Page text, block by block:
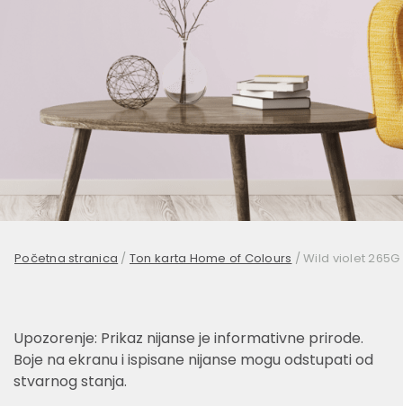
Početna stranica / Ton karta Home of Colours /Wild violet 265G
Upozorenje: Prikaz nijanse je informativne prirode.
Boje na ekranu i ispisane nijanse mogu odstupati od
stvarnog stanja.